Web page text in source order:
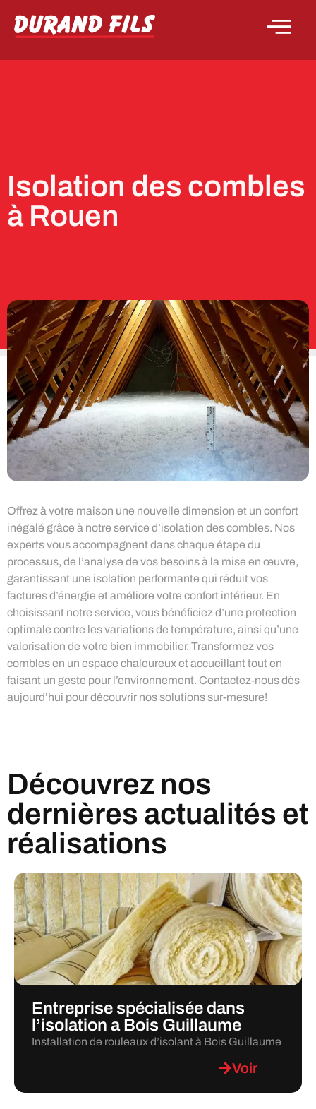
Isolation des combles
à Rouen
Offrez à votre maison une nouvelle dimension et un confort
inégalé grâce à notre service d’isolation des combles. Nos
experts vous accompagnent dans chaque étape du
processus, de l’analyse de vos besoins à la mise en œuvre,
garantissant une isolation performante qui réduit vos
factures d’énergie et améliore votre confort intérieur. En
choisissant notre service, vous bénéficiez d’une protection
optimale contre les variations de température, ainsi qu’une
valorisation de votre bien immobilier. Transformez vos
combles en un espace chaleureux et accueillant tout en
faisant un geste pour l’environnement. Contactez-nous dès
aujourd’hui pour découvrir nos solutions sur-mesure!
Découvrez nos
dernières actualités et
réalisations
Entreprise spécialisée dans
l’isolation a Bois Guillaume
Installation de rouleaux d’isolant à Bois Guillaume
Voir